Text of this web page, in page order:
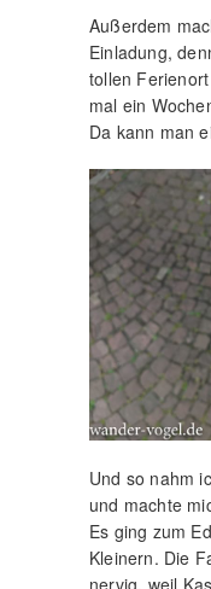
Außerdem
Einladung,
tollen
mal ein
Da kann man
Und so nahm
und machte
Es ging zum
Kleinern. Die
nervig, weil